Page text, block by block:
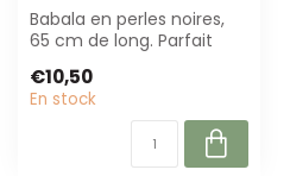
Babala en perles noires,
65 cm de long. Parfait
desig...
€10,50
En stock